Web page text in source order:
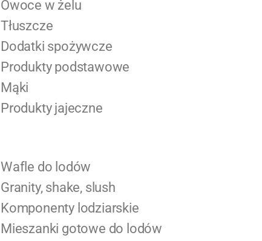
Owoce w żelu
Tłuszcze
Dodatki spożywcze
Produkty podstawowe
Mąki
Produkty jajeczne
Wafle do lodów
Granity, shake, slush
Komponenty lodziarskie
Mieszanki gotowe do lodów